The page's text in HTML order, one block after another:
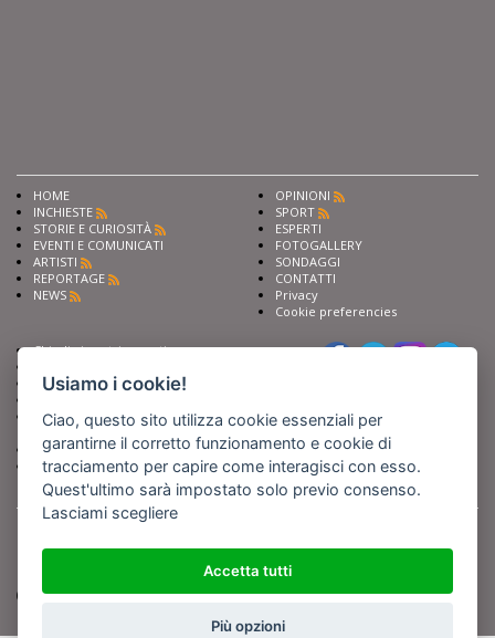
HOME
INCHIESTE
STORIE E CURIOSITÀ
EVENTI E COMUNICATI
ARTISTI
REPORTAGE
NEWS
OPINIONI
SPORT
ESPERTI
FOTOGALLERY
SONDAGGI
CONTATTI
Privacy
Cookie preferencies
Chiedi ai nostri esperti
Fai pubblicità con noi
Iscriviti al nostro corso di
giornalismo
Compra i nostri libri
Entra in Barinedita Map
Copyright BARIREPORT s.a.s. All rights reserved - Tutte le fotografie recanti il
logo di Barinedita sono state commissionate da BARIREPORT s.a.s. che ne
detiene i Diritti d'Autore e sono state prodotte nell'anno 2012 e seguenti
(tranne che non vi sia uno specifico anno di scatto riportato)
Usiamo i cookie!
Ciao, questo sito utilizza cookie essenziali per
garantirne il corretto funzionamento e cookie di
tracciamento per capire come interagisci con esso.
Quest'ultimo sarà impostato solo previo consenso.
Lasciami scegliere
Accetta tutti
Più opzioni